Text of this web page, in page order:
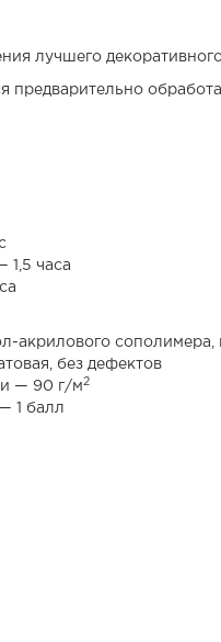
лучшего
предварительно
1,5 часа
акрилового
без дефектов
— 90 г/м2
1 балл